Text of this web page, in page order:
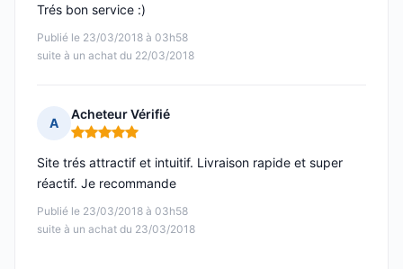
Publié le 23/03/2018 à 03h58
suite à un achat du 22/03/2018
Trés bon service :)
A
Acheteur Vérifié
Note : 5 sur 5
Publié le 23/03/2018 à 03h58
suite à un achat du 23/03/2018
Site trés attractif et intuitif. Livraison rapide et super
réactif. Je recommande